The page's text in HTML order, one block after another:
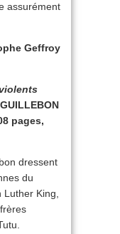
assurément
Geffroy
pages,
dressent
du
King,